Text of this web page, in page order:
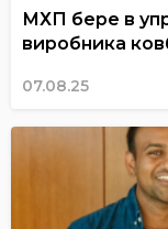
МХП бере в
виробника
07.08.25